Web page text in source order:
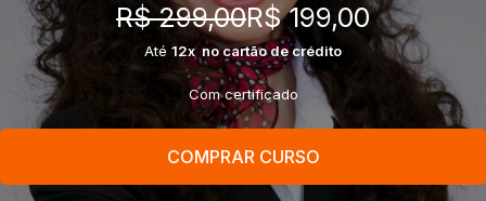
R$ 299,00R$ 199,00
Até 12x no cartão de crédito
Com certificado
COMPRAR CURSO